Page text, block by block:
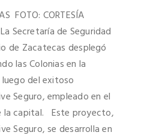
FOTO: CORTESÍA
Secretaría de Seguridad
de Zacatecas desplegó
las Colonias en la
luego del exitoso
Seguro, empleado en el
la capital. Este proyecto,
Seguro, se desarrolla en